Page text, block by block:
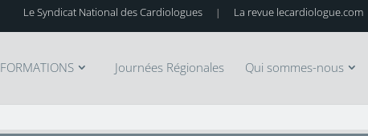
Le Syndicat National des Cardiologues | La revue lecardiologue.com
FORMATIONS Journées Régionales Qui sommes-nous